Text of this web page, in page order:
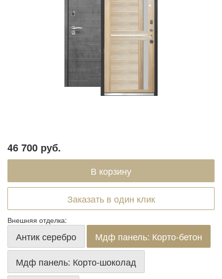
46 700 руб.
Заказать в один клик
Внешняя отделка:
Антик серебро
Мдф панель: Корто-бетон
Мдф панель: Корто-шоколад